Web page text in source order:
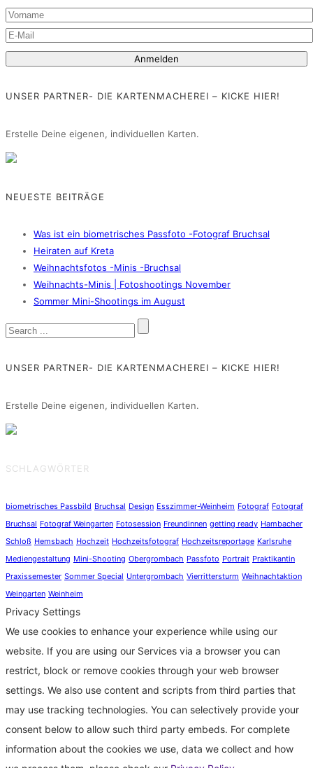
UNSER PARTNER- DIE KARTENMACHEREI – KICKE HIER!
Erstelle Deine eigenen, individuellen Karten.
NEUESTE BEITRÄGE
Was ist ein biometrisches Passfoto -Fotograf Bruchsal
Heiraten auf Kreta
Weihnachtsfotos -Minis -Bruchsal
Weihnachts-Minis | Fotoshootings November
Sommer Mini-Shootings im August
UNSER PARTNER- DIE KARTENMACHEREI – KICKE HIER!
Erstelle Deine eigenen, individuellen Karten.
SCHLAGWÖRTER
biometrisches Passbild Bruchsal Design Esszimmer-Weinheim Fotograf Fotograf
Bruchsal Fotograf Weingarten Fotosession Freundinnen getting ready Hambacher
Schloß Hemsbach Hochzeit Hochzeitsfotograf Hochzeitsreportage Karlsruhe
Mediengestaltung Mini-Shooting Obergrombach Passfoto Portrait Praktikantin
Praxissemester Sommer Special Untergrombach Vierrittersturm Weihnachtaktion
Weingarten Weinheim
Privacy Settings
We use cookies to enhance your experience while using our
website. If you are using our Services via a browser you can
restrict, block or remove cookies through your web browser
settings. We also use content and scripts from third parties that
may use tracking technologies. You can selectively provide your
consent below to allow such third party embeds. For complete
information about the cookies we use, data we collect and how